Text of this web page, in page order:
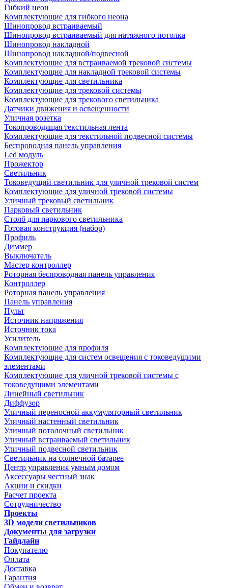
Гибкий неон
Комплектующие для гибкого неона
Шинопровод встраиваемый
Шинопровод встраиваемый для натяжного потолка
Шинопровод накладной
Шинопровод накладной/подвесной
Комплектующие для встраиваемой трековой системы
Комплектующие для накладной трековой системы
Комплектующие для светильника
Комплектующие для трековой системы
Комплектующие для трекового светильника
Датчики движения и освещенности
Уличная розетка
Токопроводящая текстильная лента
Комплектующие для текстильной подвесной системы
Беспроводная панель управления
Led модуль
Прожектор
Светильник
Токоведущий светильник для уличной трековой систем
Комплектующие для уличной трековой системы
Уличный трековый светильник
Парковый светильник
Столб для паркового светильника
Готовая конструкция (набор)
Профиль
Диммер
Выключатель
Мастер контроллер
Роторная беспроводная панель управления
Контроллер
Роторная панель управления
Панель управления
Пульт
Источник напряжения
Источник тока
Усилитель
Комплектующие для профиля
Комплектующие для систем освещения с токоведущими
элементами
Комплектующие для уличной трековой системы с
токоведущими элементами
Линейный светильник
Диффузор
Уличный переносной аккумуляторный светильник
Уличный настенный светильник
Уличный потолочный светильник
Уличный встраиваемый светильник
Уличный подвесной светильник
Светильник на солнечной батарее
Центр управления умным домом
Аксессуары честный знак
Акции и скидки
Расчет проекта
Сотрудничество
Проекты
3D модели светильников
Документы для загрузки
Гайдлайн
Покупателю
Оплата
Доставка
Гарантия